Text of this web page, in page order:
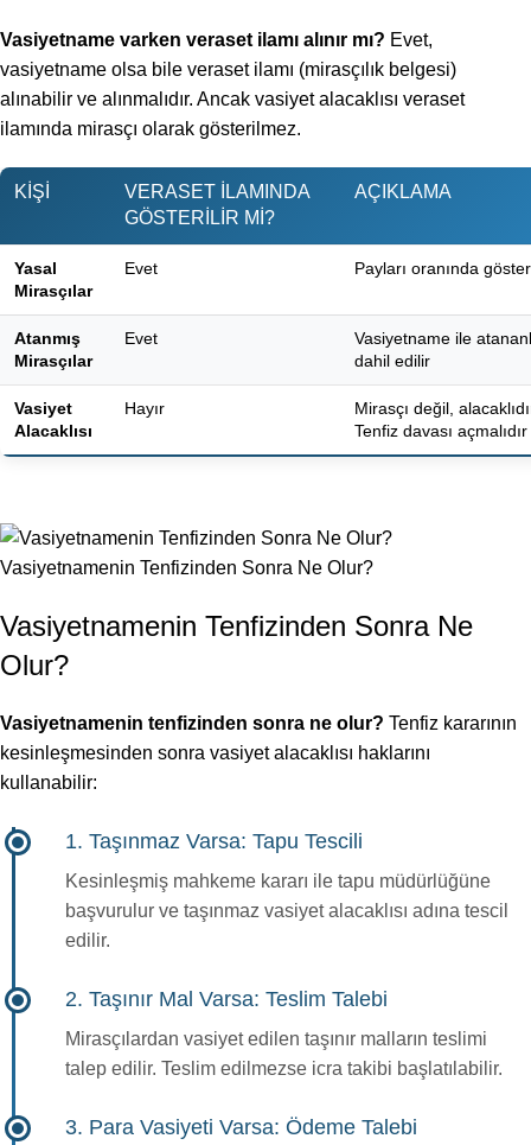
Vasiyetname varken veraset ilamı alınır mı? Evet,
vasiyetname olsa bile veraset ilamı (mirasçılık belgesi)
alınabilir ve alınmalıdır. Ancak vasiyet alacaklısı veraset
ilamında mirasçı olarak gösterilmez.
KIŞI
VERASET İLAMINDA
GÖSTERILIR MI?
AÇIKLAMA
Yasal
Mirasçılar
Evet Payları oranında
Atanmış
Mirasçılar
Evet
Vasiyetname ile
dahil edilir
Vasiyet
Alacaklısı
Hayır
Mirasçı değil,
Tenfiz davası açmalıdır
Vasiyetnamenin Tenfizinden Sonra Ne Olur?
Vasiyetnamenin Tenfizinden Sonra Ne
Olur?
Vasiyetnamenin tenfizinden sonra ne olur? Tenfiz kararının
kesinleşmesinden sonra vasiyet alacaklısı haklarını
kullanabilir:
1. Taşınmaz Varsa: Tapu Tescili
Kesinleşmiş mahkeme kararı ile tapu müdürlüğüne
başvurulur ve taşınmaz vasiyet alacaklısı adına tescil
edilir.
2. Taşınır Mal Varsa: Teslim Talebi
Mirasçılardan vasiyet edilen taşınır malların teslimi
talep edilir. Teslim edilmezse icra takibi başlatılabilir.
3. Para Vasiyeti Varsa: Ödeme Talebi